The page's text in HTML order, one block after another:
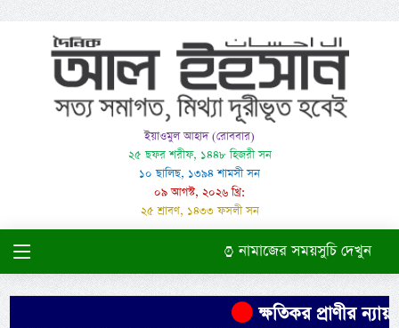
ইয়াওমুল আহাদ (রোববার)
২৫ ছফর শরীফ, ১৪৪৮ হিজরী সন
১০ ছালিছ, ১৩৯৪ শামসী সন
০৯ আগস্ট, ২০২৬ খ্রি:
২৫ শ্রাবণ, ১৪৩৩ ফসলী সন
নামাজের সময়সুচি দেখুন
ক্ষতিকর প্রাণীর